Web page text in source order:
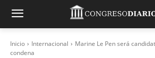
Inicio Internacional
Marine Le Pen será
condena